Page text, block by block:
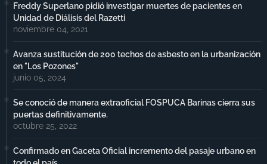
Freddy Superlano pidió investigar muertes de pacientes en
Unidad de Diálisis del Razetti
noviembre 04, 2021
Avanza sustitución de 200 techos de asbesto en la urbanización
en "Los Pozones"
junio 05, 2024
Se conoció de manera extraoficial FOSPUCA Barinas cierra sus
puertas definitivamente.
octubre 25, 2022
Confirmado en Gaceta Oficial incremento del pasaje urbano en